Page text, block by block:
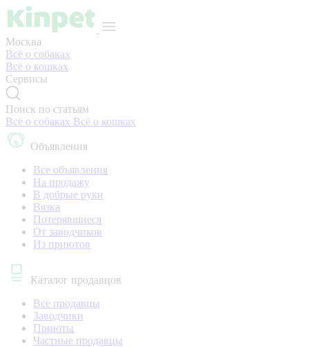
Москва
Всё о собаках
Всё о кошках
Сервисы
Поиск по статьям
Всё о собаках Всё о кошках
Объявления
Все объявления
На продажу
В добрые руки
Вязка
Потерявшиеся
От заводчиков
Из приютов
Каталог продавцов
Все продавцы
Заводчики
Приюты
Частные продавцы